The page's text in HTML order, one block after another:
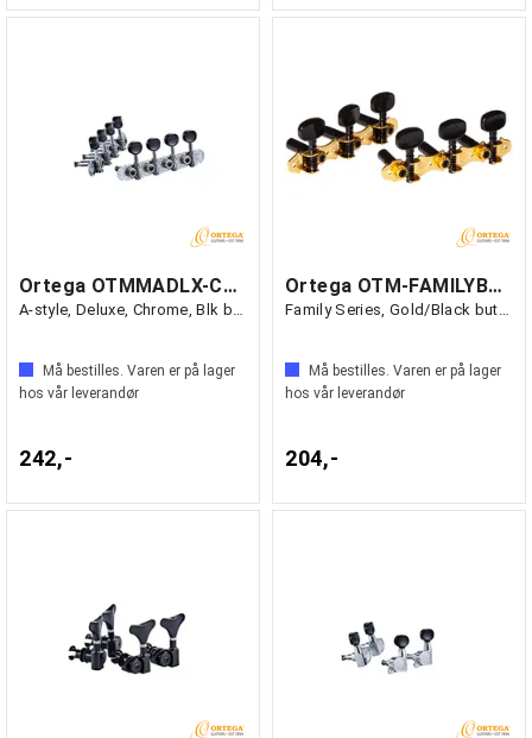
Ortega OTMMADLX-CR Mekanikk Mandolin
A-style, Deluxe, Chrome, Blk button
Må bestilles. Varen er på lager
hos vår leverandør
242,-
Ortega OTM-FAMILYBK Mekanikk Classic
Family Series, Gold/Black button
Må bestilles. Varen er på lager
hos vår leverandør
204,-